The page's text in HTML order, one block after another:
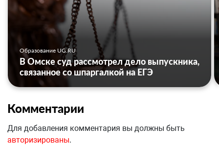
Образование UG.RU
В Омске суд рассмотрел дело выпускника,
связанное со шпаргалкой на ЕГЭ
Комментарии
Для добавления комментария вы должны быть
авторизированы.